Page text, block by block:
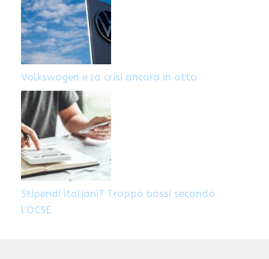
Volkswagen e la crisi ancora in atto
Stipendi italiani? Troppo bassi secondo
l’OCSE